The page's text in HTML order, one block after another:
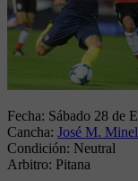
Fecha: Sábado 28 de
Cancha: José M.
Condición: Neutral
Arbitro: Pitana